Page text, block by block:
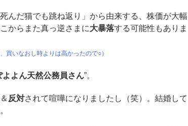
んだ猫でも跳ね返り」から由来する、株価が大幅
からまた真っ逆さまに大暴落する可能性もありま
いなおし時よりは高かったので○）
よよん天然公務員さん”。
＆ 反対されて喧嘩になりましたし（笑）。結婚して